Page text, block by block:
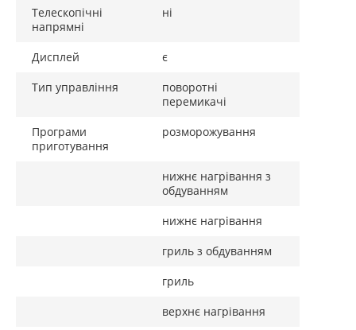
НВЧ
пароварка
захист від дітей
Особливості
Система "Multifunction
3D Plus"; автоматичні
програм;
швидкий розігрів
24 міс.
Телескопічні
напрямні
ні
Дисплей
є
Тип управління
поворотні
перемикачі
Програми
приготування
розморожування
нижнє нагрівання з
обдуванням
нижнє нагрівання
гриль з обдуванням
гриль
верхнє нагрівання